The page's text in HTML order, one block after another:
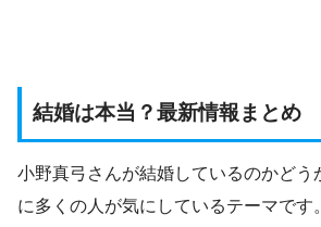
結婚は本当？最新情報まとめ
小野真弓さんが結婚しているのかどう
に多くの人が気にしているテーマです